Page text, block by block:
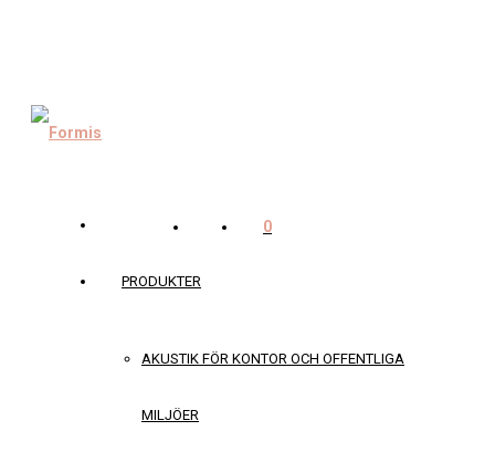
PRODUKTER
AKUSTIK FÖR KONTOR OCH OFFENTLIGA
MILJÖER
0